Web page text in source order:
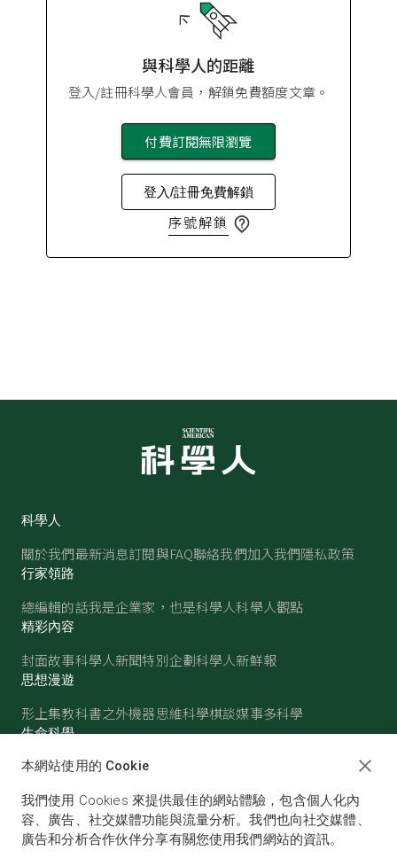
與科學人的距離
登入/註冊科學人會員，解鎖免費額度文章。
付費訂閱無限瀏覽
登入/註冊免費解鎖
序號解鎖
科學人
關於我們最新消息訂閱與FAQ聯絡我們加入我們隱私政策
行家領路
總編輯的話我是企業家，也是科學人科學人觀點
精彩內容
封面故事科學人新聞特別企劃科學人新鮮報
思想漫遊
形上集教科書之外機器思維科學棋談媒事多科學
生命科學
醫學古生物心理學生態學
物理 化學地球科學天文
本網站使用的 Cookie
我們使用 Cookies 來提供最佳的網站體驗，包含個人化內
容、廣告、社交媒體功能與流量分析。我們也向社交媒體、
廣告和分析合作伙伴分享有關您使用我們網站的資訊。